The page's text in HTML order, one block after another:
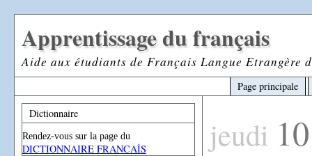
Apprentissage du français
Aide aux étudiants de Français Langue Etrangère
Page principale
Dictionnaire
Rendez-vous sur la page du
DICTIONNAIRE FRANCAİS jeudi 10